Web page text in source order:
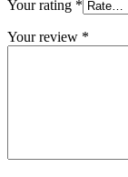
Your rating *
Your review *